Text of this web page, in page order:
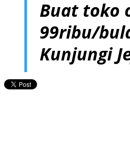
Buat toko
99ribu/
Kunjungi